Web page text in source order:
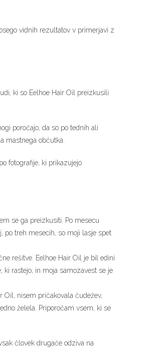
vidnih rezultatov v primerjavi z
ki so Eelhoe Hair Oil preizkusili
poročajo, da so po tednih ali
mastnega občutka.
fotografije, ki prikazujejo
se ga preizkusiti. Po mesecu
po treh mesecih, so moji lasje spet
rešitve. Eelhoe Hair Oil je bil edini
rastejo, in moja samozavest se je
Oil, nisem pričakovala čudežev,
želela. Priporočam vsem, ki se
človek drugače odziva na